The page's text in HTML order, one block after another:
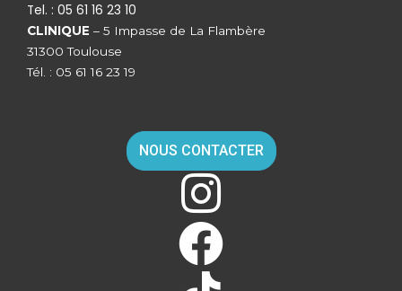
Tel. : 05 61 16 23 10
CLINIQUE – 5 Impasse de La Flambère
31300 Toulouse
Tél. : 05 61 16 23 19
NOUS CONTACTER